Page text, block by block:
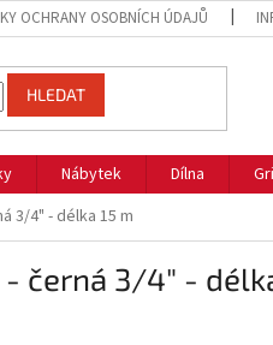
OCHRANY OSOBNÍCH ÚDAJŮ
HLEDAT
Nábytek Dílna
3/4" - délka 15 m
černá 3/4" -